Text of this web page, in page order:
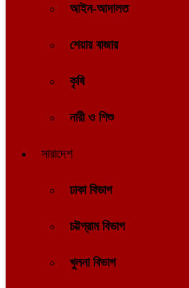
আইন-আদালত
শেয়ার বাজার
কৃষি
নারী ও শিশু
সারাদেশ
ঢাকা বিভাগ
চট্টগ্রাম বিভাগ
খুলনা বিভাগ